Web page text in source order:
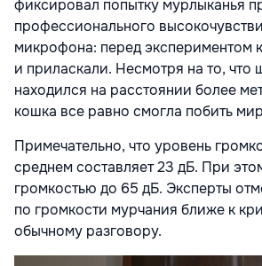
фиксировал попытку мурлыканья
профессионального
микрофона: перед экспериментом
и приласкали. Несмотря на то, что
находился на расстоянии более
кошка все равно смогла побить
Примечательно, что уровень
среднем составляет 23 дБ. При
громкостью до 65 дБ. Эксперты
по громкости мурчания ближе к
обычному разговору.